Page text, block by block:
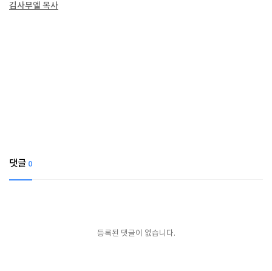
김사무엘 목사
댓글 0
등록된 댓글이 없습니다.